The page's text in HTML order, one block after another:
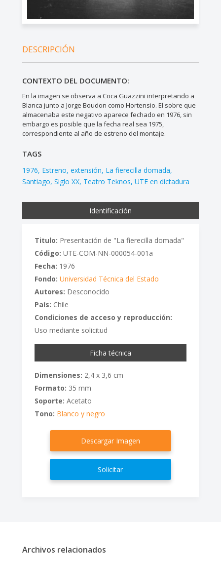
DESCRIPCIÓN
CONTEXTO DEL DOCUMENTO:
En la imagen se observa a Coca Guazzini interpretando a
Blanca junto a Jorge Boudon como Hortensio. El sobre que
almacenaba este negativo aparece fechado en 1976, sin
embargo es posible que la fecha real sea 1975,
correspondiente al año de estreno del montaje.
TAGS
1976 Estreno extensión La fierecilla domada
Santiago Siglo XX Teatro Teknos UTE en dictadura
Identificación
Titulo: Presentación de "La fierecilla domada"
Código: UTE-COM-NN-000054-001a
Fecha: 1976
Fondo: Universidad Técnica del Estado
Autores: Desconocido
País: Chile
Condiciones de acceso y reproducción:
Uso mediante solicitud
Ficha técnica
Dimensiones: 2,4 x 3,6 cm
Formato: 35 mm
Soporte: Acetato
Tono: Blanco y negro
Descargar Imagen
Solicitar
Archivos relacionados